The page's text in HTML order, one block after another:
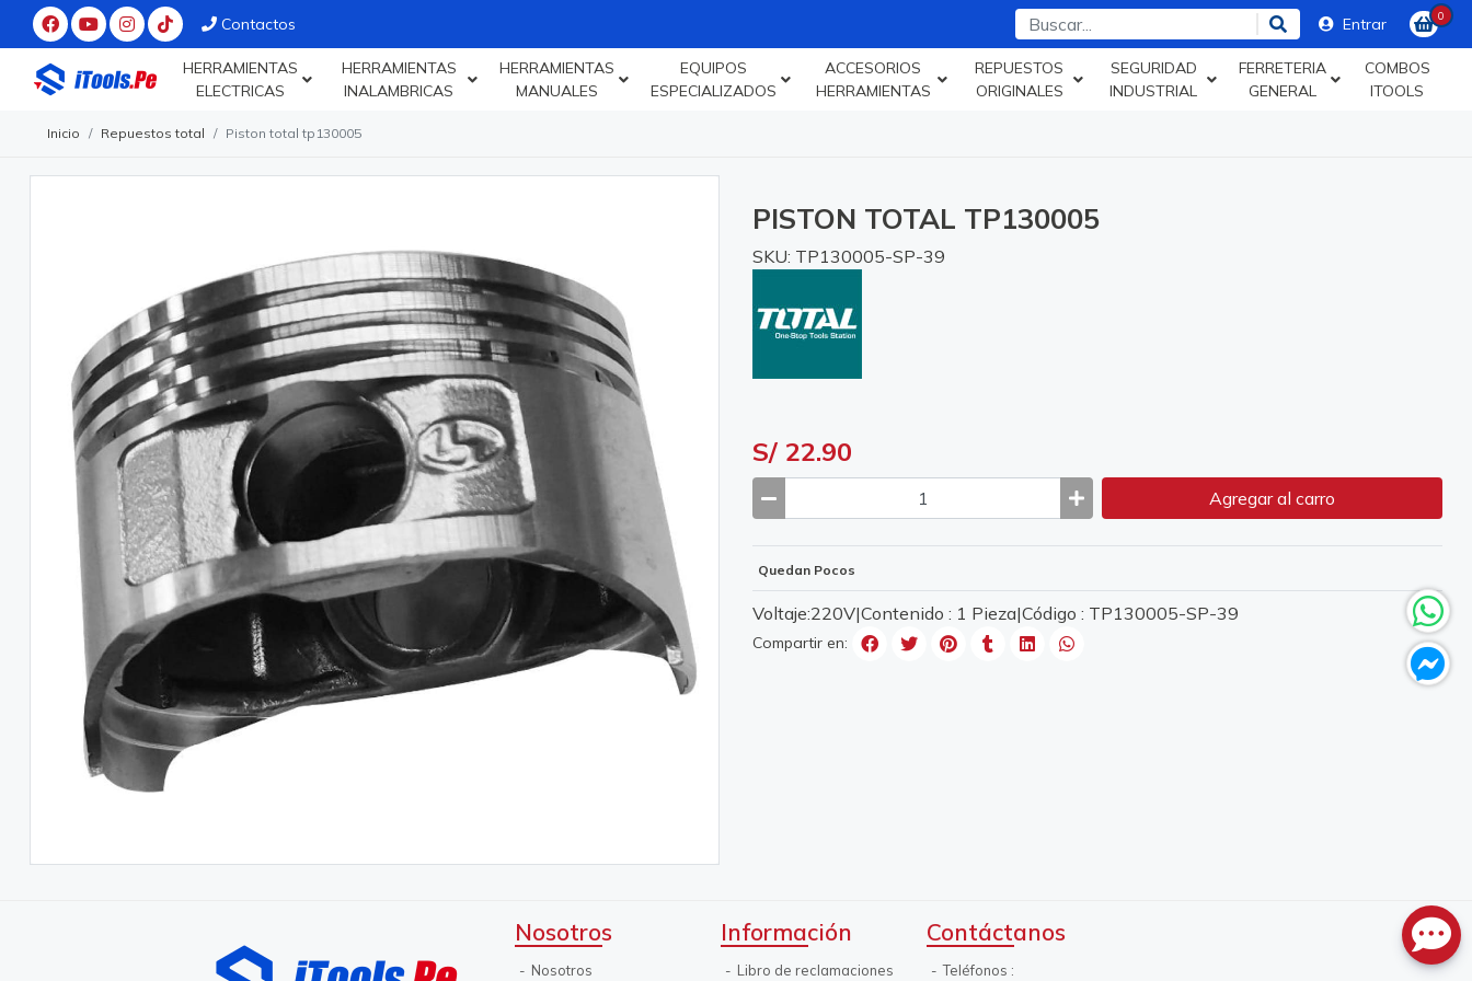
Contactos Entrar 0
HERRAMIENTAS
ELECTRICAS
HERRAMIENTAS
INALAMBRICAS
HERRAMIENTAS
MANUALES
EQUIPOS
ESPECIALIZADOS
ACCESORIOS
HERRAMIENTAS
REPUESTOS
ORIGINALES
SEGURIDAD
INDUSTRIAL
FERRETERIA
GENERAL
COMBOS
ITOOLS
Inicio Repuestos total Piston total tp130005
PISTON TOTAL TP130005
SKU: TP130005-SP-39
S/ 22.90
Agregaral carro
Quedan Pocos
Voltaje:220V|Contenido : 1 Pieza|Código : TP130005-SP-39
Compartir en:
Nosotros
Nosotros
Información
Libro de reclamaciones
Contáctanos
Teléfonos